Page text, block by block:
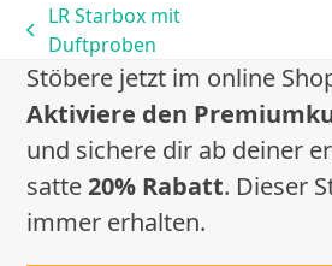
vorheriger
Beitrag:
LR Starbox mit
Duftproben
Stöbere jetzt im online
Aktiviere den
und sichere dir ab deiner
satte20% Rabatt. Dieser
immer erhalten.